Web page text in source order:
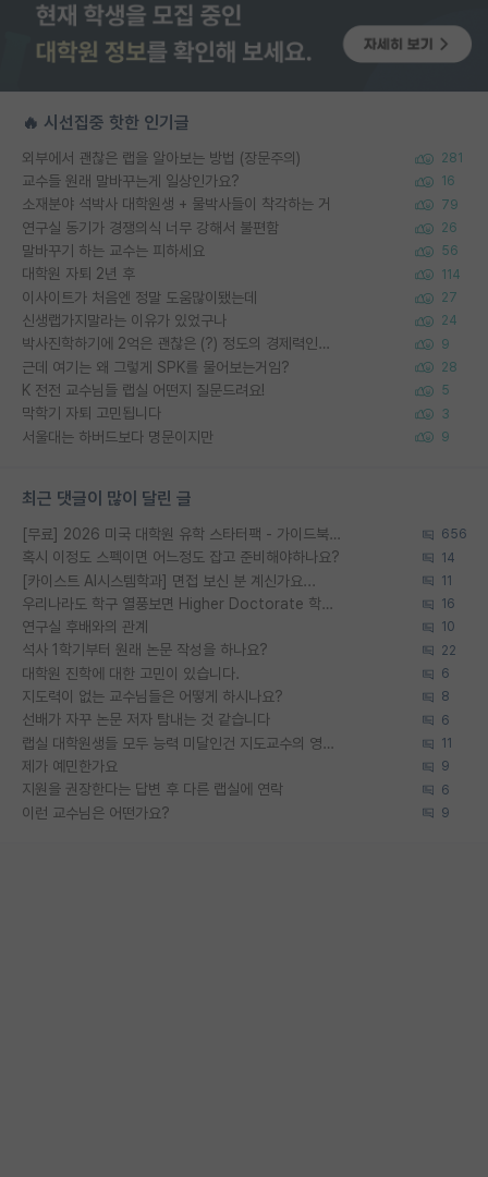
🔥 시선집중 핫한 인기글
외부에서 괜찮은 랩을 알아보는 방법 (장문주의) 281
교수들 원래 말바꾸는게 일상인가요? 16
소재분야 석박사 대학원생 + 물박사들이 착각하는 거 79
연구실 동기가 경쟁의식 너무 강해서 불편함 26
말바꾸기 하는 교수는 피하세요 56
대학원 자퇴 2년 후 114
이사이트가 처음엔 정말 도움많이됐는데 27
신생랩가지말라는 이유가 있었구나 24
박사진학하기에 2억은 괜찮은 (?) 정도의 경제력인가요 9
근데 여기는 왜 그렇게 SPK를 물어보는거임? 28
K 전전 교수님들 랩실 어떤지 질문드려요! 5
막학기 자퇴 고민됩니다 3
서울대는 하버드보다 명문이지만 9
최근 댓글이 많이 달린 글
[무료] 2026 미국 대학원 유학 스타터팩 - 가이드북 & 합격자 컨택메일 템플릿 656
혹시 이정도 스펙이면 어느정도 잡고 준비해야하나요? 14
[카이스트 AI시스템학과] 면접 보신 분 계신가요... 11
우리나라도 학구 열풍보면 Higher Doctorate 학위가 필요하다고 봅니다. 16
연구실 후배와의 관계 10
석사 1학기부터 원래 논문 작성을 하나요? 22
대학원 진학에 대한 고민이 있습니다. 6
지도력이 없는 교수님들은 어떻게 하시나요? 8
선배가 자꾸 논문 저자 탐내는 것 같습니다 6
랩실 대학원생들 모두 능력 미달인건 지도교수의 영향 아닌가? 11
제가 예민한가요 9
지원을 권장한다는 답변 후 다른 랩실에 연락 6
이런 교수님은 어떤가요? 9